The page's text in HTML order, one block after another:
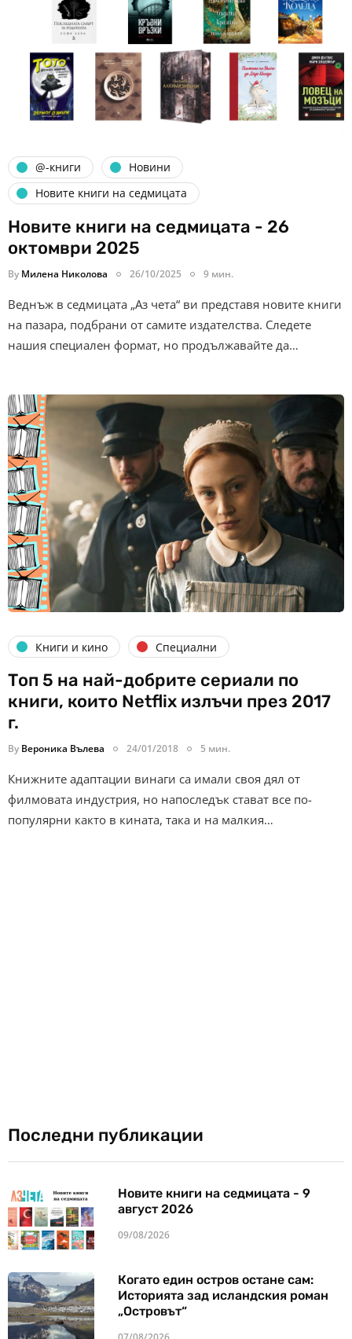
@-книги
Новини
Новите книги на седмицата
Новите книги на седмицата - 26
октомври 2025
By Милена Николова 26/10/2025 9 мин.
Веднъж в седмицата „Аз чета“ ви представя новите книги
на пазара, подбрани от самите издателства. Следете
нашия специален формат, но продължавайте да…
Книги и кино Специални
Топ 5 на най-добрите сериали по
книги, които Netflix излъчи през 2017
г.
By Вероника Вълева 24/01/2018 5 мин.
Книжните адаптации винаги са имали своя дял от
филмовата индустрия, но напоследък стават все по-
популярни както в кината, така и на малкия…
Последни публикации
Новите книги на седмицата - 9
август 2026
09/08/2026
Когато един остров остане сам:
Историята зад исландския роман
„Островът“